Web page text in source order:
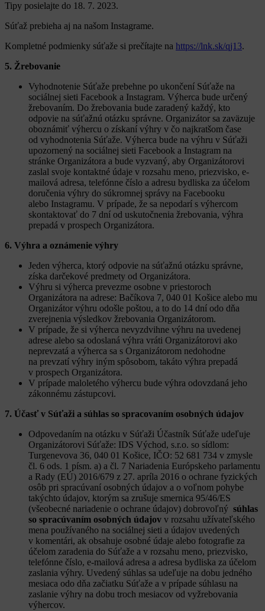
Tipy posielajte do 18. 7. 2023.
Súťaž prebieha aj na našom Instagrame.
Kompletné podmienky súťaže si prečítajte na https://lnk.sk/qj13.
5. Žrebovanie
Vyhodnotenie Súťaže prebehne po ukončení Súťaže na
sociálnej sieti Facebook a Instagram. Výherca bude určený
žrebovaním. Do žrebovania bude zaradený každý, kto
odpovie na súťažnú otázku správne. Organizátor sa zaväzuje
oboznámiť výhercu o získaní výhry v čo najkratšom čase
od vyhodnotenia Súťaže. Výherca bude na výhru v Súťaži
upozornený na sociálnej sieti Facebook a Instagram na
stránke Organizátora a bude vyzvaný, aby Organizátorovi
zaslal svoje kontaktné údaje v rozsahu meno, priezvisko, e-
mailová adresa, telefónne číslo a adresu bydliska za účelom
doručenia výhry do súkromnej správy na Facebooku
alebo Instagramu. V prípade, že sa nepodarí s výhercom
skontaktovať do 7 dní od uskutočnenia žrebovania, výhra
prepadá v prospech Organizátora.
6. Výhra a oznámenie výhry
Jeden výherca, ktorý odpovie na súťažnú otázku správne,
získa darčekové predmety od Organizátora.
Výhru si výherca prevezme osobne v priestoroch
Organizátora na adrese: Bačíkova 7, 040 01 Košice alebo mu
Organizátor výhru odošle poštou, a to do 14 dní odo dňa
zverejnenia výsledkov žrebovania Organizátorom.
V prípade, že si výherca nevyzdvihne výhru na uvedenej
adrese alebo sa odoslaná výhra vráti Organizátorovi ako
neprevzatá a výherca sa s Organizátorom nedohodne
na prevzatí výhry iným spôsobom, takáto výhra prepadá
v prospech Organizátora.
V prípade maloletého výhercu bude výhra odovzdaná jeho
zákonnému zástupcovi.
7. Účasť v Súťaži a súhlas so spracovaním osobných údajov
Odpovedaním na otázku v Súťaži Účastník Súťaže udeľuje
Organizátorovi Súťaže: IDS Východ, s.r.o. so sídlom:
Turgenevova 36, 040 01 Košice, IČO: 52 681 734 v zmysle
čl. 6 ods. 1 písm. a) a čl. 7 Nariadenia Európskeho parlamentu
a Rady (EÚ) 2016/679 z 27. apríla 2016 o ochrane fyzických
osôb pri spracúvaní osobných údajov a o voľnom pohybe
takýchto údajov, ktorým sa zrušuje smernica 95/46/ES
(všeobecné nariadenie o ochrane údajov) dobrovoľný súhlas
so spracúvaním osobných údajov v rozsahu užívateľského
mena používaného na sociálnej sieti a údajov uvedených
v komentári, ak obsahuje osobné údaje alebo fotografie za
účelom zaradenia do Súťaže a v rozsahu meno, priezvisko,
telefónne číslo, e-mailová adresa a adresa bydliska za účelom
zaslania výhry. Uvedený súhlas sa udeľuje na dobu jedného
mesiaca odo dňa začiatku Súťaže a v prípade súhlasu na
zaslanie výhry na dobu troch mesiacov od vyžrebovania
výhercov.